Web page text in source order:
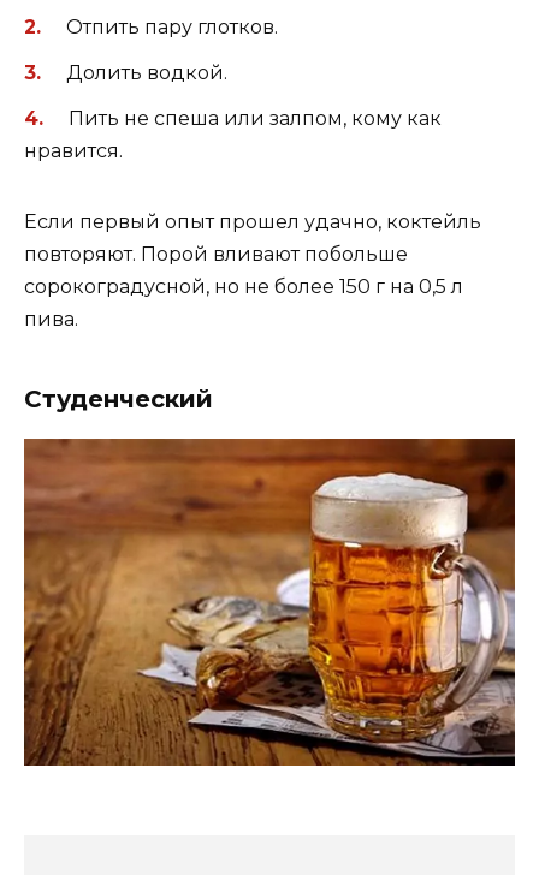
Отпить пару глотков.
Долить водкой.
Пить не спеша или залпом, кому как
нравится.
Если первый опыт прошел удачно, коктейль
повторяют. Порой вливают побольше
сорокоградусной, но не более 150 г на 0,5 л
пива.
Студенческий